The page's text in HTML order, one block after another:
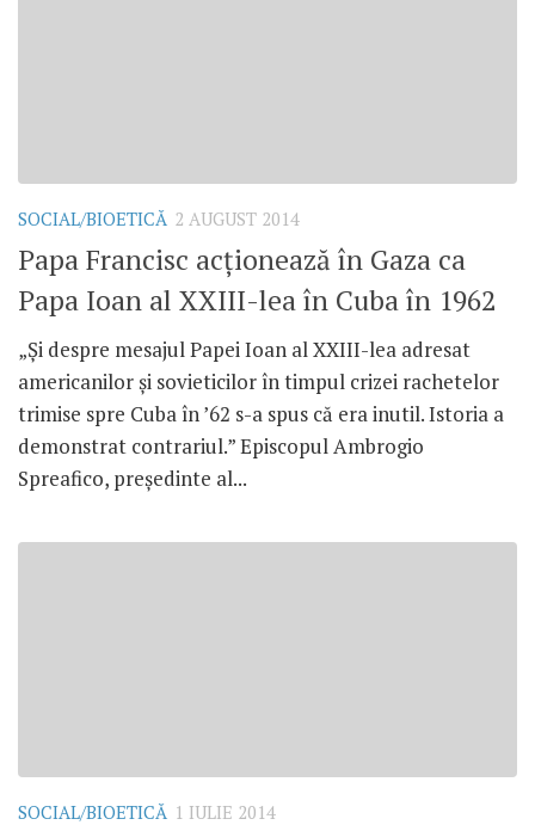
SOCIAL/BIOETICĂ 2 AUGUST 2014
Papa Francisc acţionează în Gaza ca
Papa Ioan al XXIII-lea în Cuba în 1962
„Şi despre mesajul Papei Ioan al XXIII-lea adresat
americanilor şi sovieticilor în timpul crizei rachetelor
trimise spre Cuba în ’62 s-a spus că era inutil. Istoria a
demonstrat contrariul.” Episcopul Ambrogio
Spreafico, preşedinte al...
SOCIAL/BIOETICĂ 1 IULIE 2014